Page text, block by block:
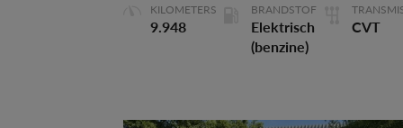
KILOMETERS
9.948
BRANDSTOF
Elektrisch
(benzine)
CVT